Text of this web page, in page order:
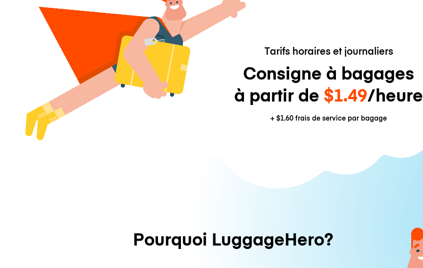
Tarifs horaires et journaliers
Consigne à bagages
à partir de $1.49/heure
+ $1.60 frais de service par bagage
Pourquoi LuggageHero?